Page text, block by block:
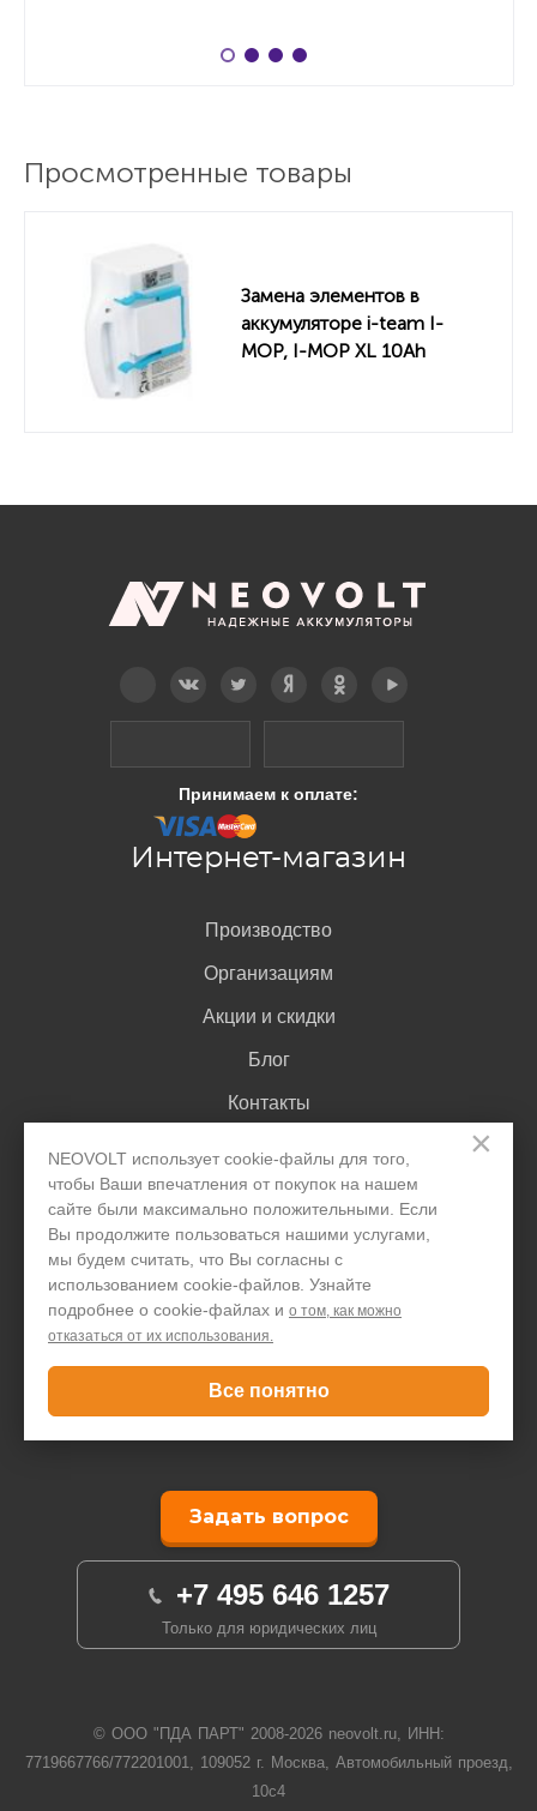
×
NEOVOLT использует cookie-файлы для того,
чтобы Ваши впечатления от покупок на нашем
сайте были максимально положительными. Если
Вы продолжите пользоваться нашими услугами,
мы будем считать, что Вы согласны с
использованием cookie-файлов. Узнайте
подробнее о cookie-файлах и о том, как можно
отказаться от их использования.
Все понятно
Просмотренные товары
Замена элементов в
аккумуляторе i-team I-
MOP, I-MOP XL 10Ah
Принимаем к оплате:
Интернет-магазин
Производство
Организациям
Акции и скидки
Блог
Контакты
Покупателю
Доставка и оплата
Гарантия
Помощь
Написать директору
Задать вопрос
+7 495 646 1257
Только для юридических лиц
© ООО "ПДА ПАРТ" 2008-2026neovolt.ru, ИНН:
7719667766/772201001, 109052 г. Москва, Автомобильный проезд,
10с4